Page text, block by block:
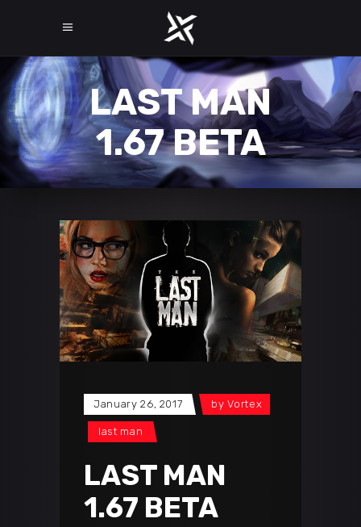
LAST MAN
1.67 BETA
January 26, 2017 byVortex
last man
LAST MAN
1.67 BETA